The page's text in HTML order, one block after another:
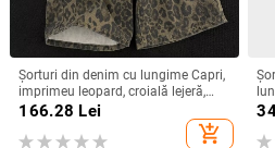
Șorturi din denim cu lungime Capri,
imprimeu leopard, croială lejeră,
micro-elasticitate, 68% poliester
166.28 Lei
add_shopping_cart